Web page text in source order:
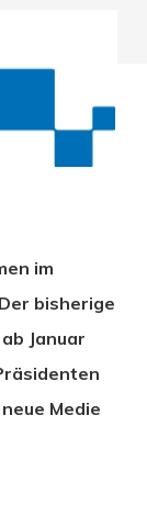
im
bisherige
Januar
Medie